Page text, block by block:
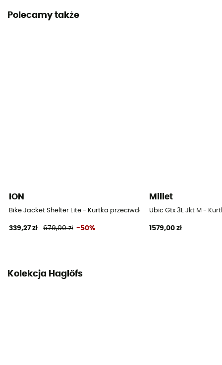
Współczynnik Schmerbera
Kaptur
Tak
Materiały
Polecamy także
ION
Bike Jacket Shelter Lite - Kurtka przeciwdeszczowa
339,27 zł 679,00 zł -50%
Millet
Ubic Gtx 3L Jkt M -
1579,00 zł
Kolekcja Haglöfs